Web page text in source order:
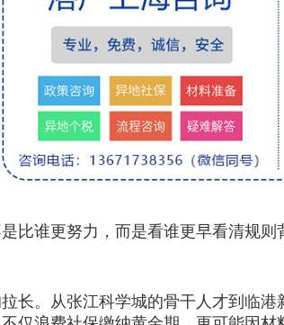
谁更努力，而是看谁更早看清规则
。从张江科学城的骨干人才到临港